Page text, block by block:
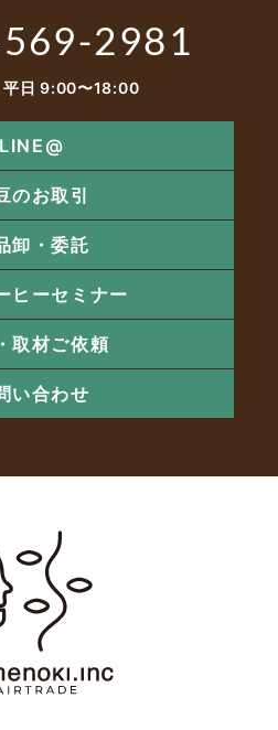
2981
日 9:00〜18:00
LINE@
のお取引
卸・委託
ヒーセミナー
取材ご依頼
い合わせ